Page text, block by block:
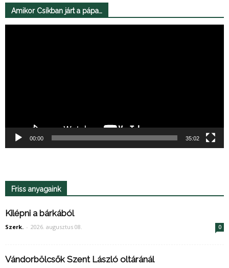
Amikor Csíkban járt a pápa…
00:00 35:02
Friss anyagaink
Kilépni a bárkából
Szerk. - 2026. augusztus 08. 0
Vándorbölcsők Szent László oltáránál